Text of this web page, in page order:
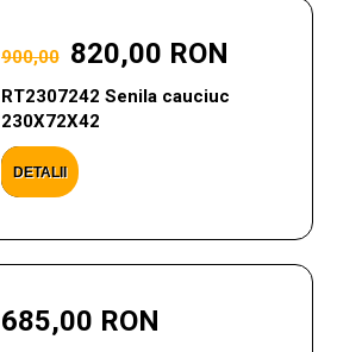
900,00 820,00 RON
RT2307242 Senila cauciuc
230X72X42
DETALII
685,00 RON